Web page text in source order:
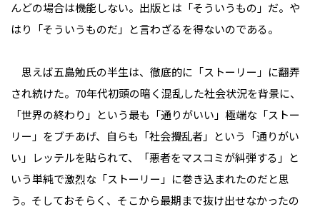
んどの場合は機能しない。出版とは「そういうもの」だ。や
はり「そういうものだ」と言わざるを得ないのである。
思えば五島勉氏の半生は、徹底的に「ストーリー」に翻弄
され続けた。70年代初頭の暗く混乱した社会状況を背景に、
「世界の終わり」という最も「通りがいい」極端な「ストー
リー」をブチあげ、自らも「社会攪乱者」という「通りがい
い」レッテルを貼られて、「悪者をマスコミが糾弾する」と
いう単純で激烈な「ストーリー」に巻き込まれたのだと思
う。そしておそらく、そこから最期まで抜け出せなかったの